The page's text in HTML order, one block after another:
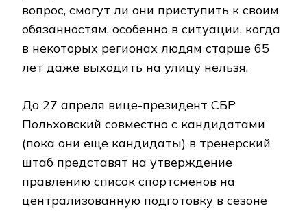
вопрос, смогут ли они приступить к своим
обязанностям, особенно в ситуации, когда
в некоторых регионах людям старше 65
лет даже выходить на улицу нельзя.
До 27 апреля вице-президент СБР
Польховский совместно с кандидатами
(пока они еще кандидаты) в тренерский
штаб представят на утверждение
правлению список спортсменов на
централизованную подготовку в сезоне